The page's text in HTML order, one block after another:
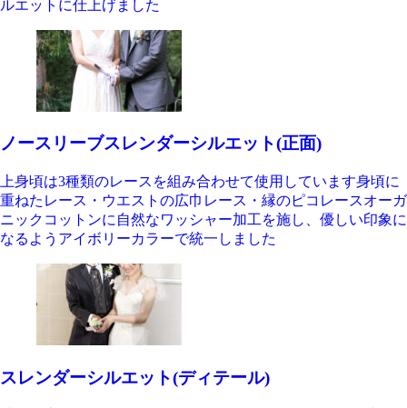
ルエットに仕上げました
ノースリーブスレンダーシルエット(正面)
上身頃は3種類のレースを組み合わせて使用しています身頃に
重ねたレース・ウエストの広巾レース・縁のピコレースオーガ
ニックコットンに自然なワッシャー加工を施し、優しい印象に
なるようアイボリーカラーで統一しました
スレンダーシルエット(ディテール)